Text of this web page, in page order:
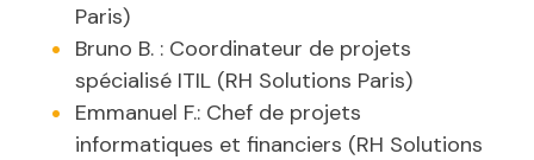
Paris)
Bruno B. : Coordinateur de projets
spécialisé ITIL (RH Solutions Paris)
Emmanuel F.: Chef de projets
informatiques et financiers (RH Solutions